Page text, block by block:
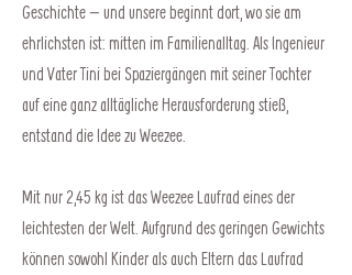
Geschichte – und unsere beginnt dort, wo sie am
ehrlichsten ist: mitten im Familienalltag. Als Ingenieur
und Vater Tini bei Spaziergängen mit seiner Tochter
auf eine ganz alltägliche Herausforderung stieß,
entstand die Idee zu Weezee.
Mit nur 2,45 kg ist das Weezee Laufrad eines der
leichtesten der Welt. Aufgrund des geringen Gewichts
können sowohl Kinder als auch Eltern das Laufrad